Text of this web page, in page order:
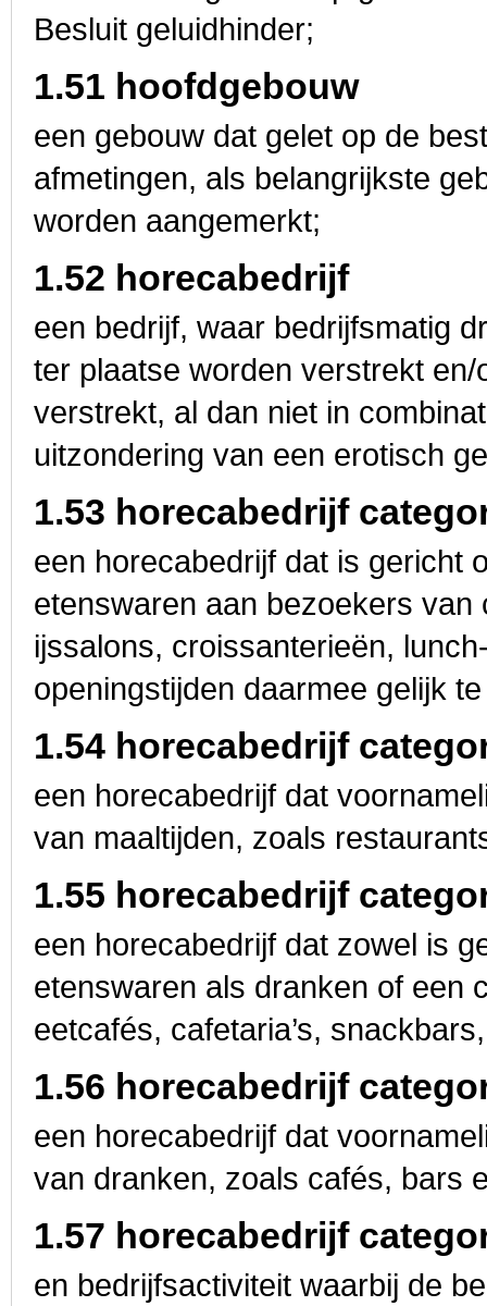
Besluit geluidhinder;
1.51 hoofdgebouw
een gebouw dat gelet op de
afmetingen, als belangrijkste
worden aangemerkt;
1.52 horecabedrijf
een bedrijf, waar bedrijfsmatig
ter plaatse worden verstrekt
verstrekt, al dan niet in
uitzondering van een erotisch
1.53 horecabedrijf
een horecabedrijf dat is gericht
etenswaren aan bezoekers
ijssalons, croissanterieën,
openingstijden daarmee gelijk
1.54 horecabedrijf
een horecabedrijf dat
van maaltijden, zoals
1.55 horecabedrijf
een horecabedrijf dat zowel is
etenswaren als dranken of een
eetcafés, cafetaria’s,
1.56 horecabedrijf
een horecabedrijf dat
van dranken, zoals cafés, bars
1.57 horecabedrijf
en bedrijfsactiviteit waarbij de